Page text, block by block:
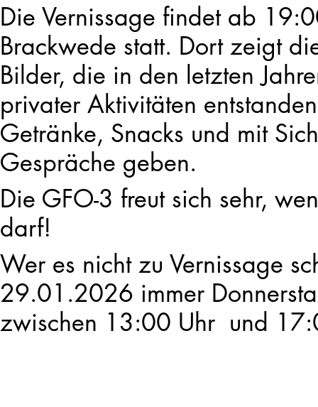
Die Vernissage findet ab
Brackwede statt. Dort zeigt
Bilder, die in den letzten
privater Aktivitäten
Getränke, Snacks und mit
Gespräche geben.
Die GFO-3 freut sich sehr,
darf!
Wer es nicht zu Vernissage
29.01.2026 immer
zwischen 13:00 Uhr und